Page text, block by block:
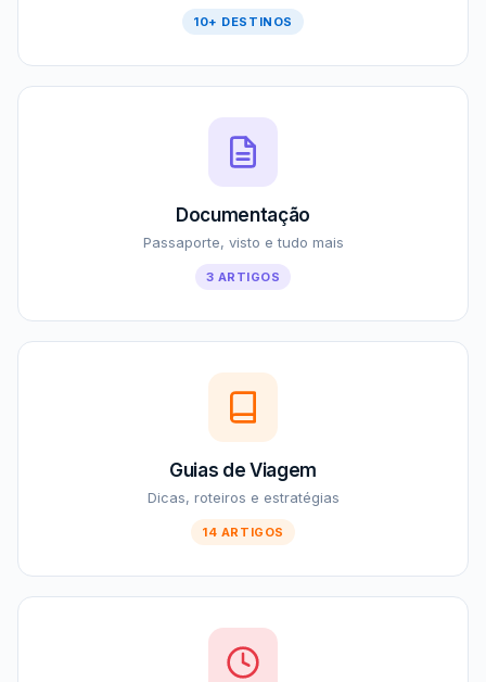
10+ DESTINOS
Documentação
Passaporte, visto e tudo mais
3 ARTIGOS
Guias de Viagem
Dicas, roteiros e estratégias
14 ARTIGOS